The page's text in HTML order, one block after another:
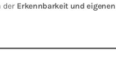
der Erkennbarkeit und